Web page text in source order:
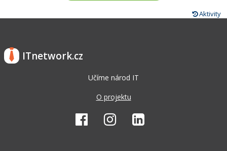
Aktivity
ITnetwork.cz
Učíme národ IT
O projektu